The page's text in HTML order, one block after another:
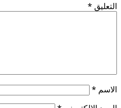
التعليق *
الاسم *